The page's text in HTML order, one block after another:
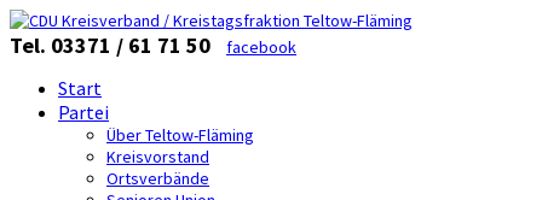
Tel. 03371 / 61 71 50 facebook
Start
Partei
Über Teltow-Fläming
Kreisvorstand
Ortsverbände